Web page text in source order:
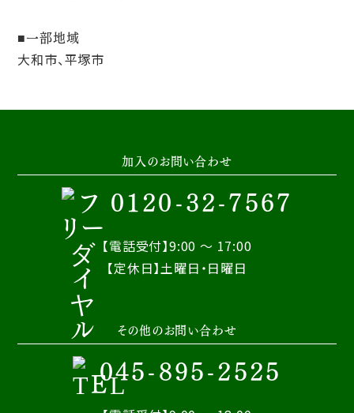
一部地域
大和市、平塚市
加入のお問い合わせ
0120-32-7567
【電話受付】9:00 ～ 17:00
【定休日】土曜日・日曜日
その他のお問い合わせ
045-895-2525